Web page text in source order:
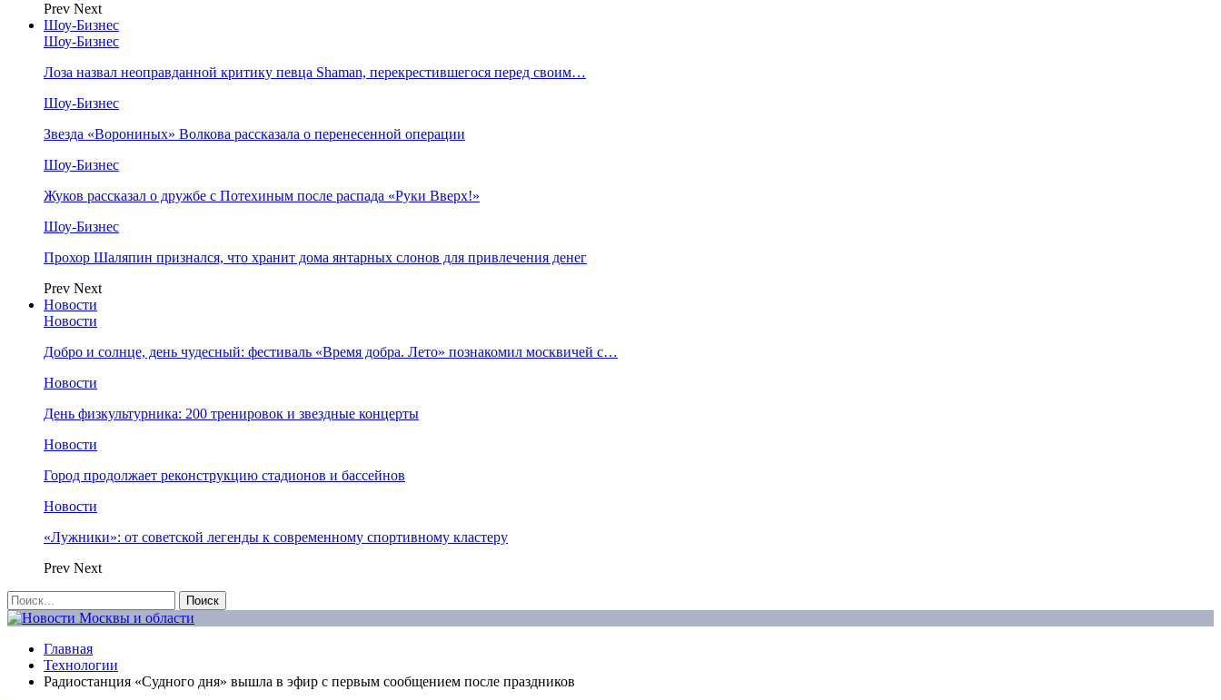
Prev Next
Шоу-Бизнес
Шоу-Бизнес
Лоза назвал неоправданной критику певца Shaman, перекрестившегося перед своим…
Шоу-Бизнес
Звезда «Ворониных» Волкова рассказала о перенесенной операции
Шоу-Бизнес
Жуков рассказал о дружбе с Потехиным после распада «Руки Вверх!»
Шоу-Бизнес
Прохор Шаляпин признался, что хранит дома янтарных слонов для привлечения денег
Prev Next
Новости
Новости
Добро и солнце, день чудесный: фестиваль «Время добра. Лето» познакомил москвичей с…
Новости
День физкультурника: 200 тренировок и звездные концерты
Новости
Город продолжает реконструкцию стадионов и бассейнов
Новости
«Лужники»: от советской легенды к современному спортивному кластеру
Prev Next
Главная
Технологии
Радиостанция «Судного дня» вышла в эфир с первым сообщением после праздников